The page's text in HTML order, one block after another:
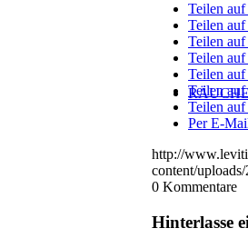
Teilen
Teilen
Teilen auf
Teilen
Teilen
Teilen
Teilen
Per E-
http://
content/
0 Kommentare
Hinterlasse